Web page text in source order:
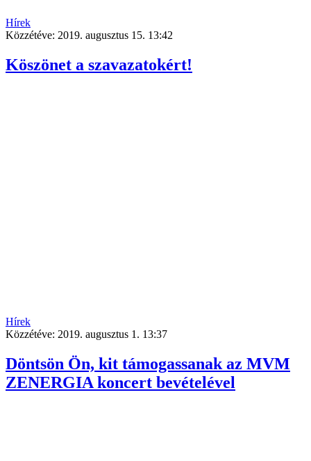
Hírek
Közzétéve: 2019. augusztus 15. 13:42
Köszönet a szavazatokért!
Hírek
Közzétéve: 2019. augusztus 1. 13:37
Döntsön Ön, kit támogassanak az MVM
ZENERGIA koncert bevételével